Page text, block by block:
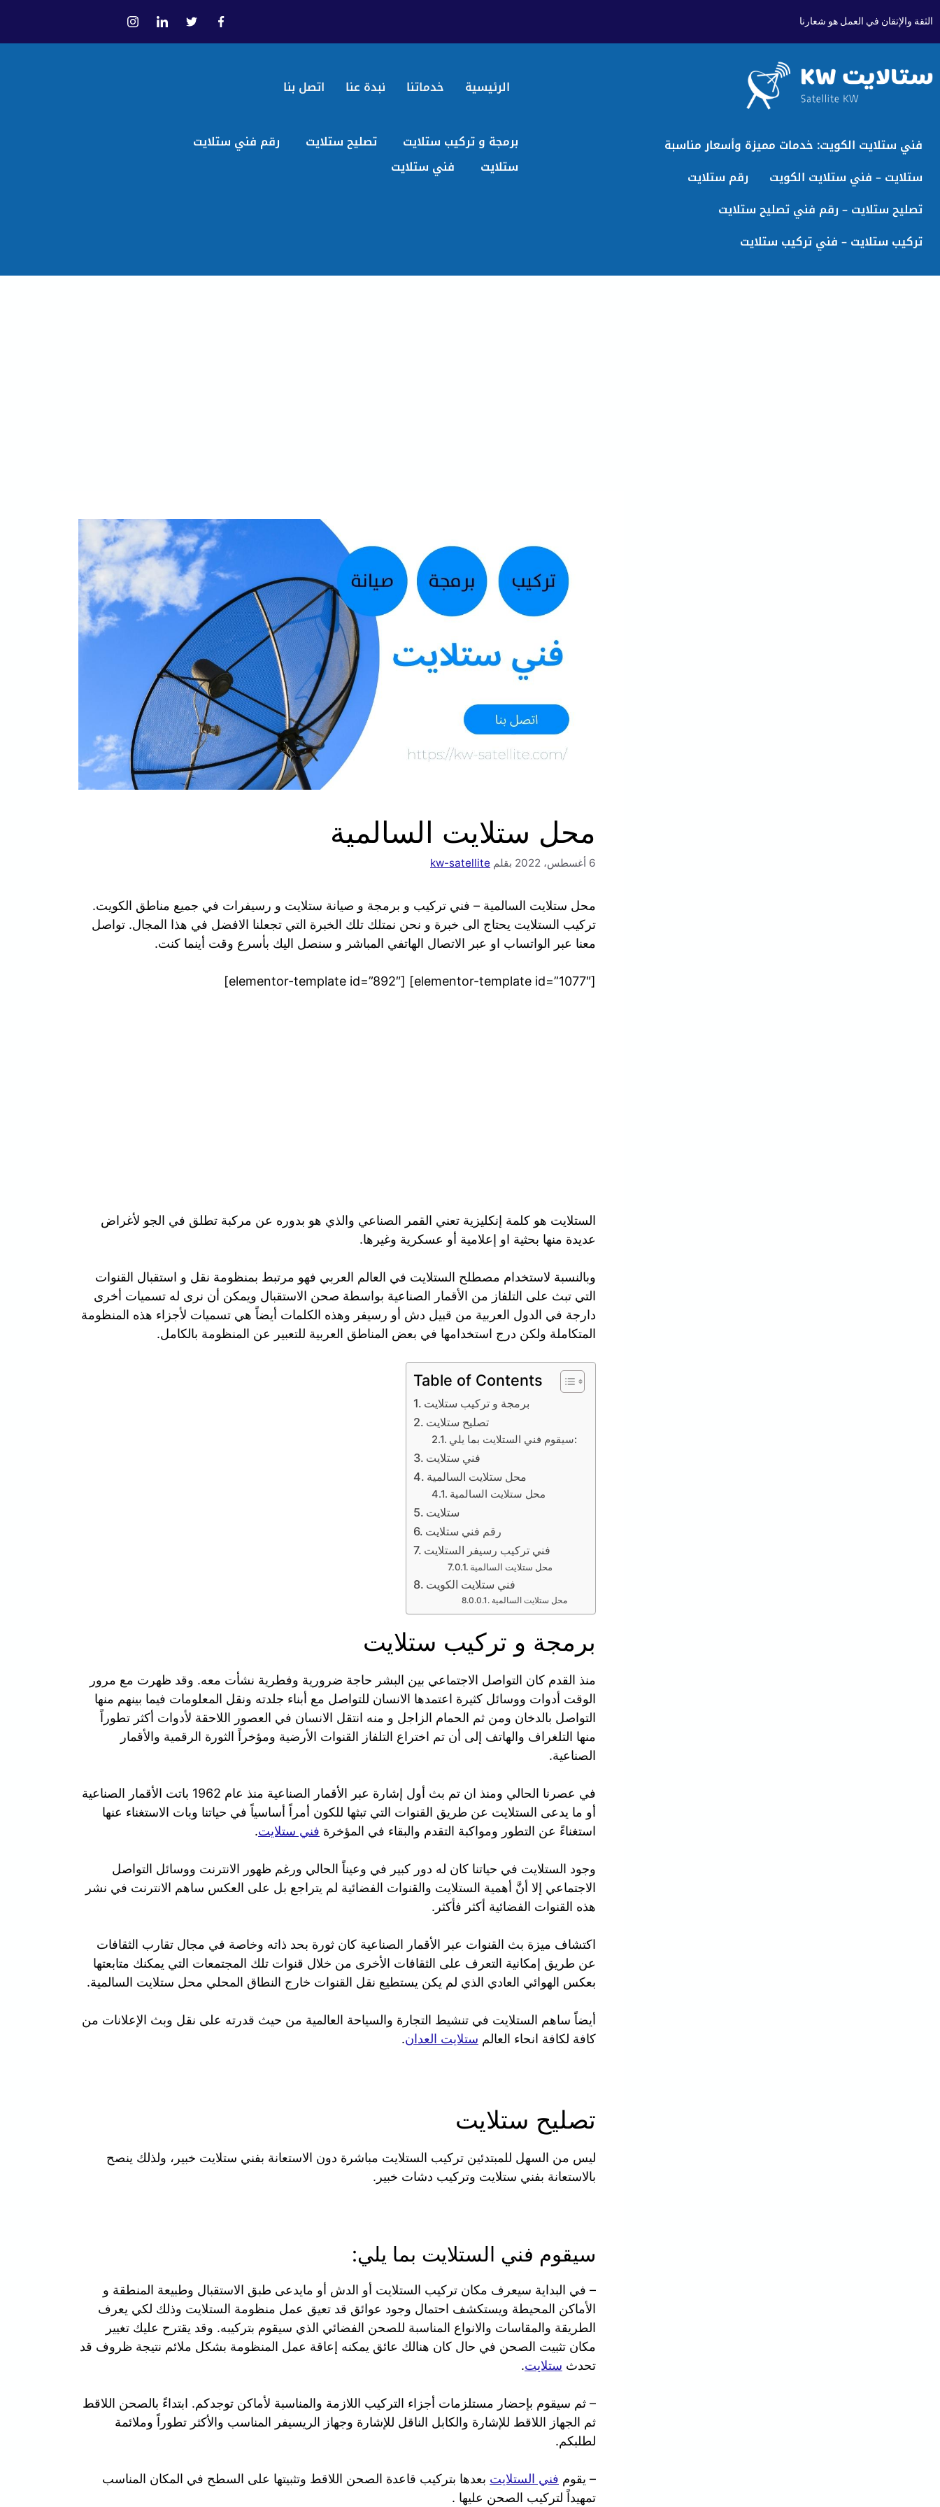
الثقة والإتقان في العمل هو شعارنا
الرئيسية خدماتنا نبدة عنا اتصل بنا
فني ستلايت الكويت: خدمات مميزة وأسعار مناسبة
ستلايت – فني ستلايت الكويت
رقم ستلايت
تصليح ستلايت – رقم فني تصليح ستلايت
تركيب ستلايت – فني تركيب ستلايت
برمجة و تركيب ستلايت تصليح ستلايت
رقم فني ستلايت
ستلايت
فني ستلايت
محل ستلايت السالمية
6 أغسطس، 2022 بقلم kw-satellite
محل ستلايت السالمية – فني تركيب و برمجة و صيانة ستلايت و رسيفرات في جميع مناطق الكويت.
تركيب الستلايت يحتاج الى خبرة و نحن نمتلك تلك الخبرة التي تجعلنا الافضل في هذا المجال. تواصل
معنا عبر الواتساب او عبر الاتصال الهاتفي المباشر و سنصل اليك بأسرع وقت أينما كنت.
[elementor-template id=”1077″] [elementor-template id=”892″]
الستلايت هو كلمة إنكليزية تعني القمر الصناعي والذي هو بدوره عن مركبة تطلق في الجو لأغراض
عديدة منها بحثية او إعلامية أو عسكرية وغيرها.
وبالنسبة لاستخدام مصطلح الستلايت في العالم العربي فهو مرتبط بمنظومة نقل و استقبال القنوات
التي تبث على التلفاز من الأقمار الصناعية بواسطة صحن الاستقبال ويمكن أن نرى له تسميات أخرى
دارجة في الدول العربية من قبيل دش أو رسيفر وهذه الكلمات أيضاً هي تسميات لأجزاء هذه المنظومة
المتكاملة ولكن درج استخدامها في بعض المناطق العربية للتعبير عن المنظومة بالكامل.
Table of Contents
برمجة و تركيب ستلايت
تصليح ستلايت
سيقوم فني الستلايت بما يلي:
فني ستلايت
محل ستلايت السالمية
محل ستلايت السالمية
ستلايت
رقم فني ستلايت
فني تركيب رسيفر الستلايت
محل ستلايت السالمية
فني ستلايت الكويت
محل ستلايت السالمية
برمجة و تركيب ستلايت
منذ القدم كان التواصل الاجتماعي بين البشر حاجة ضرورية وفطرية نشأت معه. وقد ظهرت مع مرور
الوقت أدوات ووسائل كثيرة اعتمدها الانسان للتواصل مع أبناء جلدته ونقل المعلومات فيما بينهم منها
التواصل بالدخان ومن ثم الحمام الزاجل و منه انتقل الانسان في العصور اللاحقة لأدوات أكثر تطوراً
منها التلغراف والهاتف إلى أن تم اختراع التلفاز القنوات الأرضية ومؤخراً الثورة الرقمية والأقمار
الصناعية.
في عصرنا الحالي ومنذ ان تم بث أول إشارة عبر الأقمار الصناعية منذ عام 1962 باتت الأقمار الصناعية
أو ما يدعى الستلايت عن طريق القنوات التي تبثها للكون أمراً أساسياً في حياتنا وبات الاستغناء عنها
استغناءً عن التطور ومواكبة التقدم والبقاء في المؤخرة فني ستلايت.
وجود الستلايت في حياتنا كان له دور كبير في وعيناً الحالي ورغم ظهور الانترنت ووسائل التواصل
الاجتماعي إلا أنَّ أهمية الستلايت والقنوات الفضائية لم يتراجع بل على العكس ساهم الانترنت في نشر
هذه القنوات الفضائية أكثر فأكثر.
اكتشاف ميزة بث القنوات عبر الأقمار الصناعية كان ثورة بحد ذاته وخاصة في مجال تقارب الثقافات
عن طريق إمكانية التعرف على الثقافات الأخرى من خلال قنوات تلك المجتمعات التي يمكنك متابعتها
بعكس الهوائي العادي الذي لم يكن يستطيع نقل القنوات خارج النطاق المحلي محل ستلايت السالمية.
أيضاً ساهم الستلايت في تنشيط التجارة والسياحة العالمية من حيث قدرته على نقل وبث الإعلانات من
كافة لكافة انحاء العالم ستلايت العدان.
تصليح ستلايت
ليس من السهل للمبتدئين تركيب الستلايت مباشرة دون الاستعانة بفني ستلايت خبير، ولذلك ينصح
بالاستعانة بفني ستلايت وتركيب دشات خبير.
سيقوم فني الستلايت بما يلي:
– في البداية سيعرف مكان تركيب الستلايت أو الدش أو مايدعى طبق الاستقبال وطبيعة المنطقة و
الأماكن المحيطة ويستكشف احتمال وجود عوائق قد تعيق عمل منظومة الستلايت وذلك لكي يعرف
الطريقة والمقاسات والانواع المناسبة للصحن الفضائي الذي سيقوم بتركيبه. وقد يقترح عليك تغيير
مكان تثبيت الصحن في حال كان هنالك عائق يمكنه إعاقة عمل المنظومة بشكل ملائم نتيجة ظروف قد
تحدث ستلايت.
– ثم سيقوم بإحضار مستلزمات أجزاء التركيب اللازمة والمناسبة لأماكن توجدكم. ابتداءً بالصحن اللاقط
ثم الجهاز اللاقط للإشارة والكابل الناقل للإشارة وجهاز الريسيفر المناسب والأكثر تطوراً وملائمة
لطلبكم.
– يقوم فني الستلايت بعدها بتركيب قاعدة الصحن اللاقط وتثبيتها على السطح في المكان المناسب
تمهيداً لتركيب الصحن عليها .